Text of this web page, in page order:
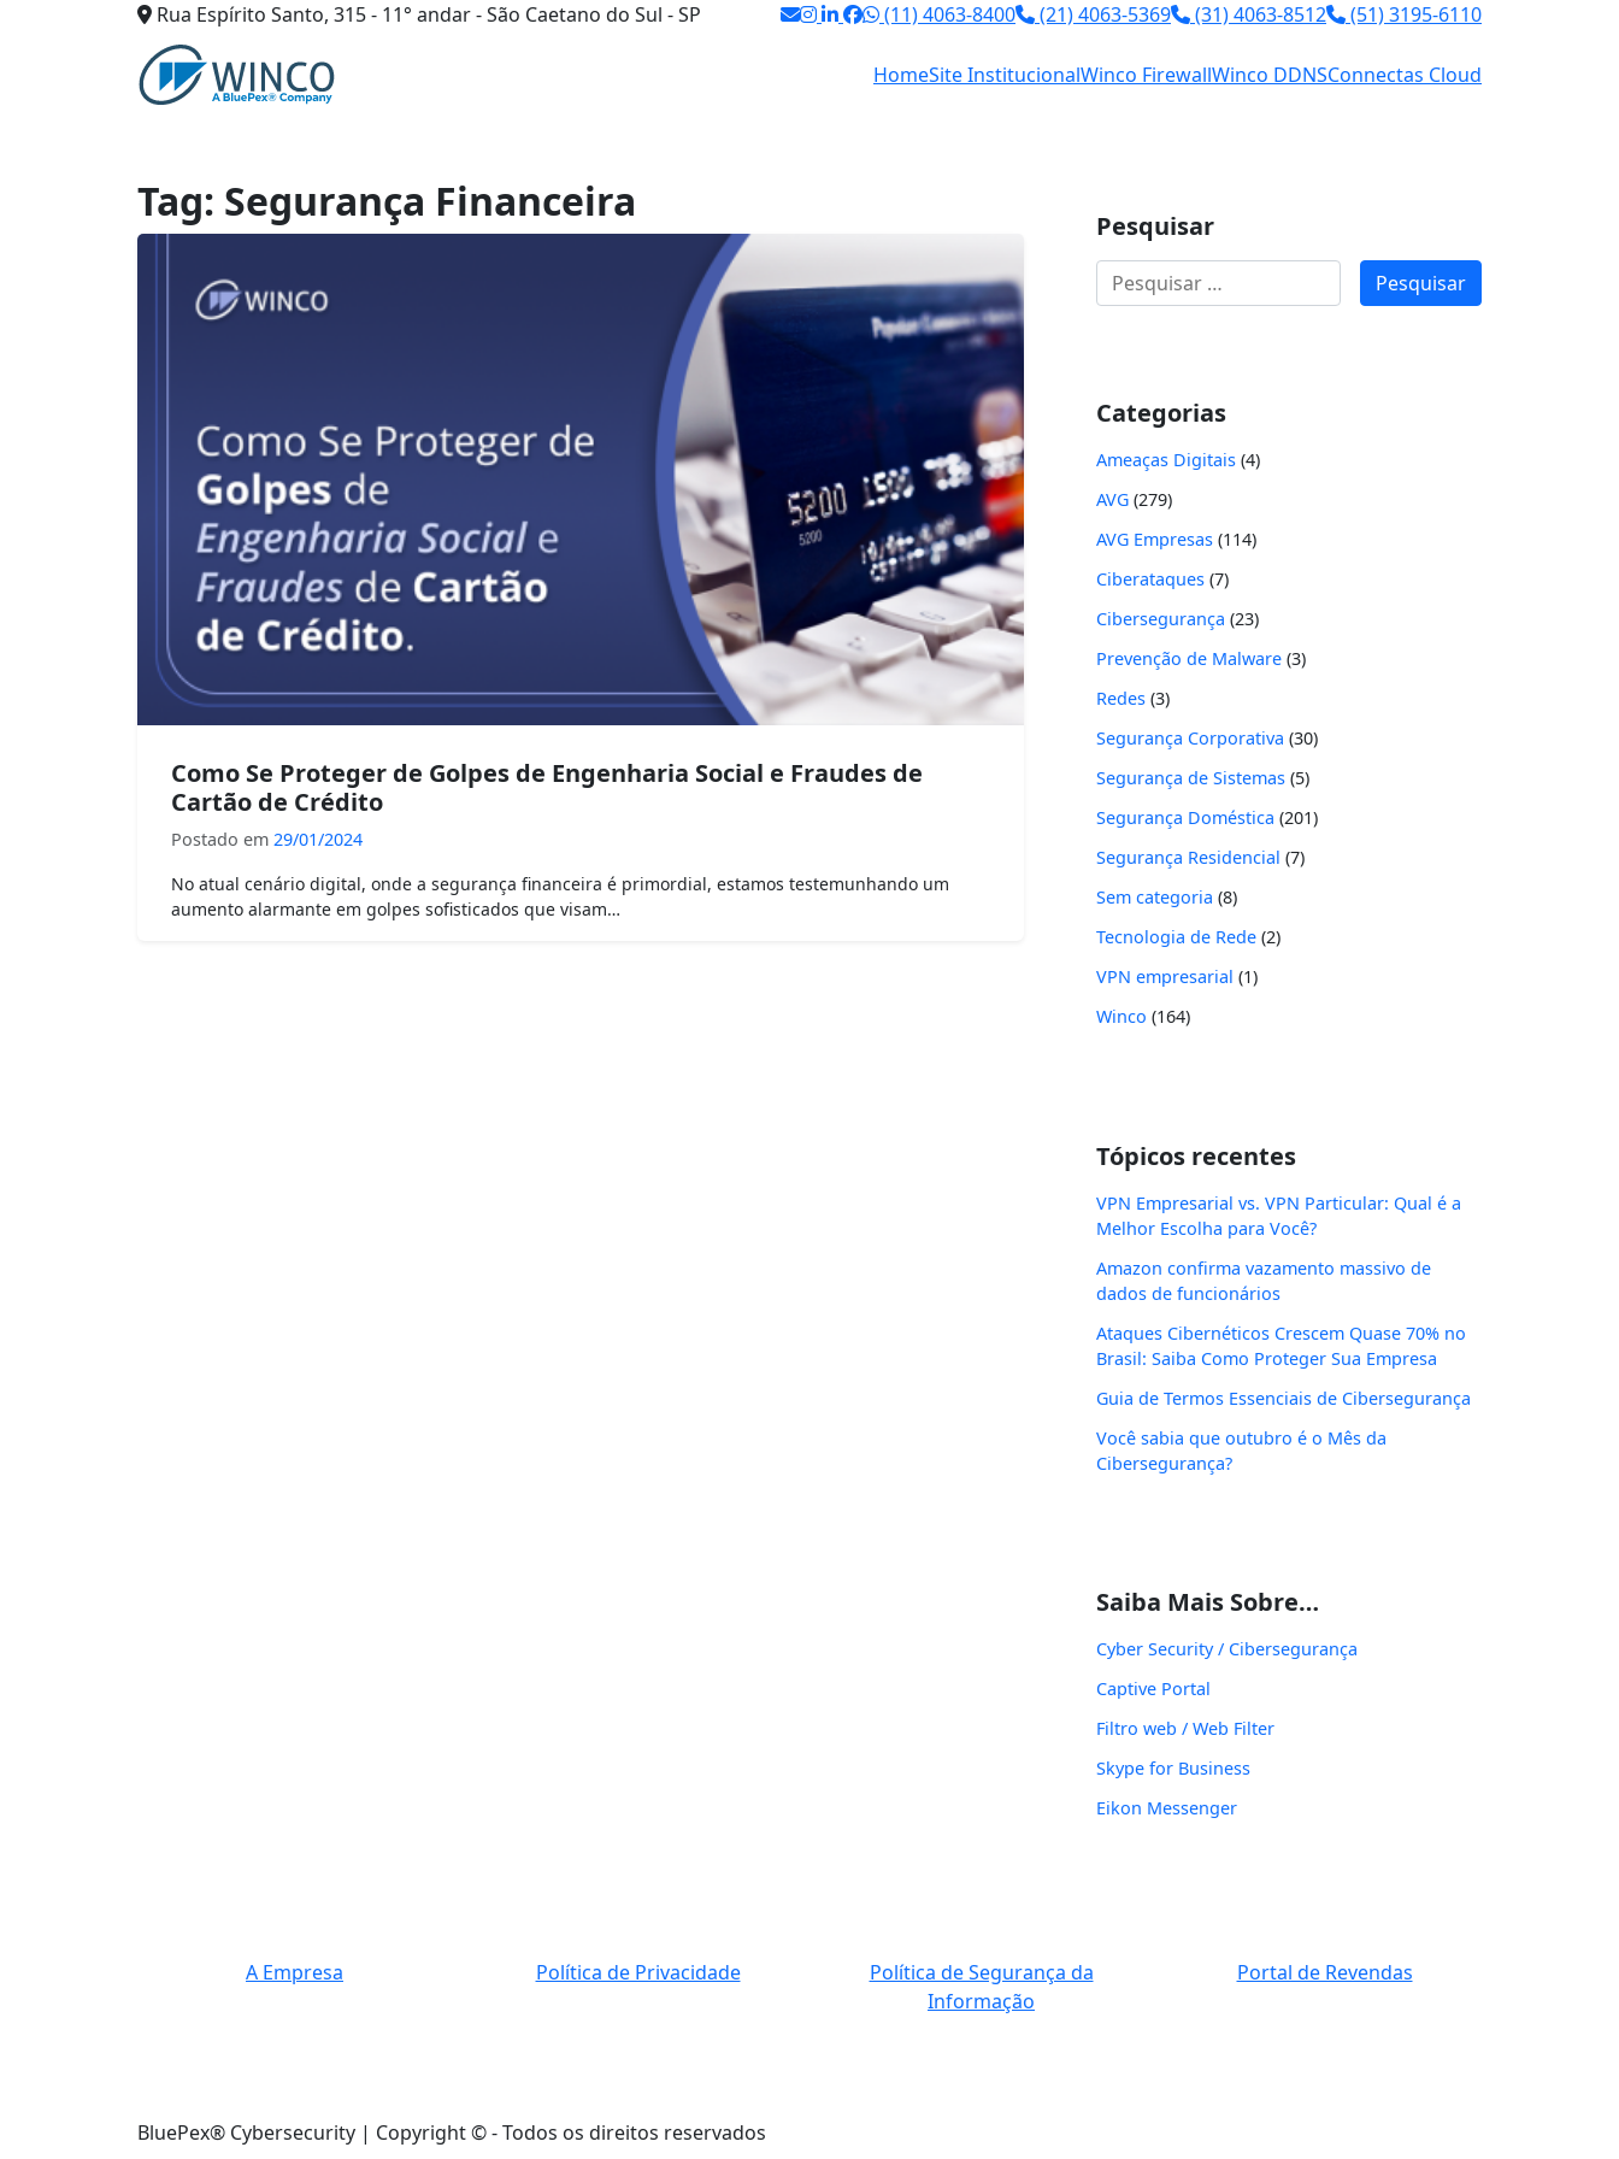
Rua Espírito Santo, 315 - 11° andar - São Caetano do Sul - SP (11) 4063-8400 (21) 4063-5369 (31) 4063-8512
(51) 3195-6110
HomeSite InstitucionalWinco FirewallWinco DDNSConnectas Cloud
Tag: Segurança Financeira
Como Se Proteger de Golpes de Engenharia Social e Fraudes de
Cartão de Crédito
Postado em 29/01/2024
No atual cenário digital, onde a segurança financeira é primordial, estamos testemunhando um
aumento alarmante em golpes sofisticados que visam…
Pesquisar
Pesquisar
por:
Categorias
Ameaças Digitais (4)
AVG (279)
AVG Empresas (114)
Ciberataques (7)
Cibersegurança (23)
Prevenção de Malware (3)
Redes (3)
Segurança Corporativa (30)
Segurança de Sistemas (5)
Segurança Doméstica (201)
Segurança Residencial (7)
Sem categoria (8)
Tecnologia de Rede (2)
VPN empresarial (1)
Winco (164)
Tópicos recentes
VPN Empresarial vs. VPN Particular: Qual é a
Melhor Escolha para Você?
Amazon confirma vazamento massivo de
dados de funcionários
Ataques Cibernéticos Crescem Quase 70% no
Brasil: Saiba Como Proteger Sua Empresa
Guia de Termos Essenciais de Cibersegurança
Você sabia que outubro é o Mês da
Cibersegurança?
Saiba Mais Sobre…
Cyber Security / Cibersegurança
Captive Portal
Filtro web / Web Filter
Skype for Business
Eikon Messenger
A Empresa Política de Privacidade
Política de Segurança da
Informação
Portal de Revendas
BluePex® Cybersecurity | Copyright © - Todos os direitos reservados